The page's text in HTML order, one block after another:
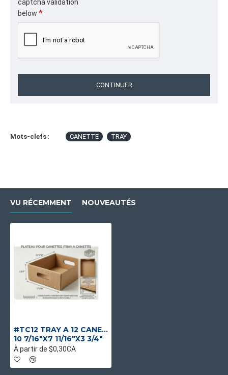
carton,plateau bière carton,plateau emballage
boissons,plateau carton ondulé
CATÉGORIE
Liquidation et Promotions,Coussins d'Air et Papier
captcha validation
below
CONTINUER
Mots-clefs : CANETTE TRAY
VU RÉCEMMENT NOUVEAUTÉS
#TC12 TRAY A 12 CANETTES VERNIS INTÉRIEUR
10 7/16"X7 11/16"X3 3/4"
À partir de $0,30CA